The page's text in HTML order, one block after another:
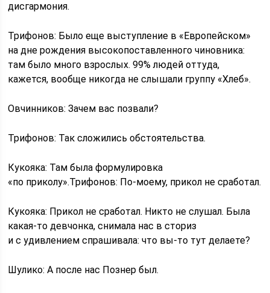
дисгармония.
Трифонов: Было еще выступление в «Европейском»
на дне рождения высокопоставленного чиновника:
там было много взрослых. 99% людей оттуда,
кажется, вообще никогда не слышали группу «Хлеб».
Овчинников: Зачем вас позвали?
Трифонов: Так сложились обстоятельства.
Кукояка: Там была формулировка
«по приколу».Трифонов: По-моему, прикол не сработал.
Кукояка: Прикол не сработал. Никто не слушал. Была
какая‑то девчонка, снимала нас в сториз
и с удивлением спрашивала: что вы-то тут делаете?
Шулико: А после нас Познер был.